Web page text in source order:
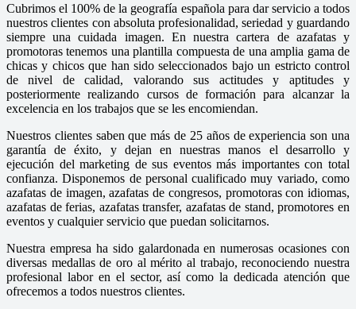
Cubrimos el 100% de la geografía española para dar servicio a todos
nuestros clientes con absoluta profesionalidad, seriedad y guardando
siempre una cuidada imagen. En nuestra cartera de azafatas y
promotoras tenemos una plantilla compuesta de una amplia gama de
chicas y chicos que han sido seleccionados bajo un estricto control
de nivel de calidad, valorando sus actitudes y aptitudes y
posteriormente realizando cursos de formación para alcanzar la
excelencia en los trabajos que se les encomiendan.
Nuestros clientes saben que más de 25 años de experiencia son una
garantía de éxito, y dejan en nuestras manos el desarrollo y
ejecución del marketing de sus eventos más importantes con total
confianza. Disponemos de personal cualificado muy variado, como
azafatas de imagen, azafatas de congresos, promotoras con idiomas,
azafatas de ferias, azafatas transfer, azafatas de stand, promotores en
eventos y cualquier servicio que puedan solicitarnos.
Nuestra empresa ha sido galardonada en numerosas ocasiones con
diversas medallas de oro al mérito al trabajo, reconociendo nuestra
profesional labor en el sector, así como la dedicada atención que
ofrecemos a todos nuestros clientes.